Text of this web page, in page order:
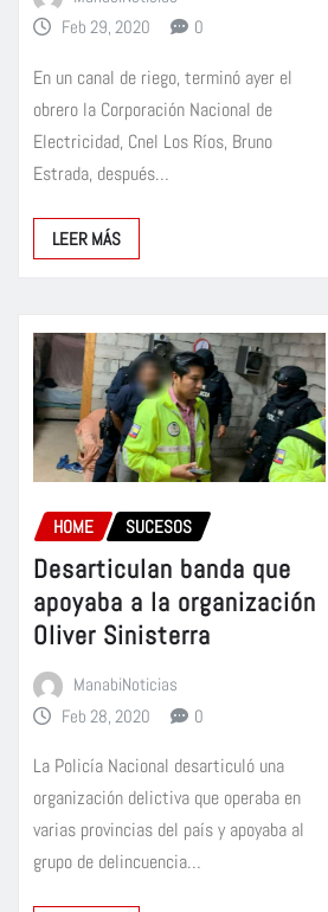
Feb 29, 2020
0
En un canal de riego, terminó ayer el
obrero la Corporación Nacional de
Electricidad, Cnel Los Ríos, Bruno
Estrada, después…
LEER MÁS
HOME SUCESOS
Desarticulan banda que
apoyaba a la organización
Oliver Sinisterra
ManabiNoticias
Feb 28, 2020
0
La Policía Nacional desarticuló una
organización delictiva que operaba en
varias provincias del país y apoyaba al
grupo de delincuencia…